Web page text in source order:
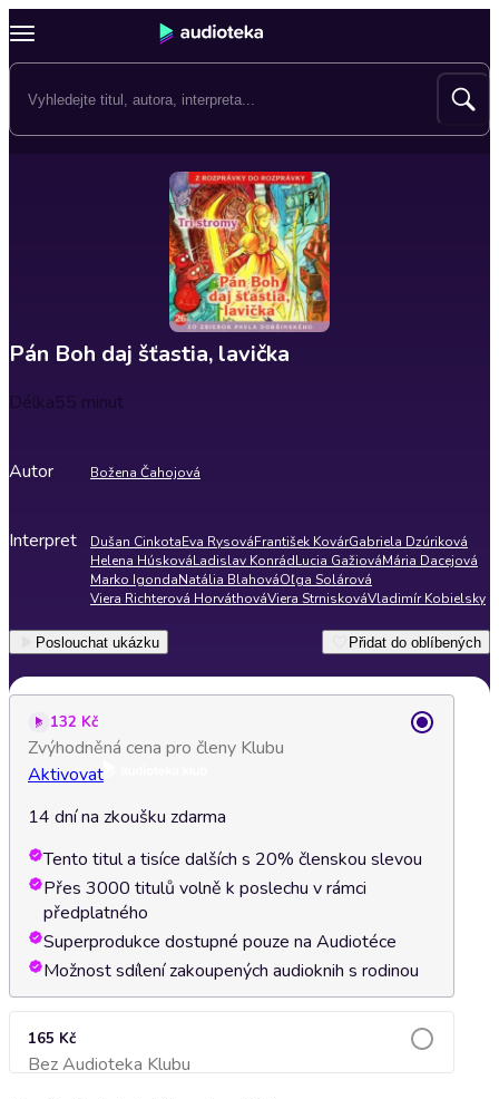
Pán Boh daj šťastia, lavička
Délka55 minut
Autor Božena Čahojová
Interpret Dušan CinkotaEva RysováFrantišek KovárGabriela Dzúriková
Helena HúskováLadislav KonrádLucia GažiováMária Dacejová
Marko IgondaNatália BlahováOľga Solárová
Viera Richterová HorváthováViera StrniskováVladimír Kobielsky
Poslouchat ukázku Přidat do oblíbených
132 Kč
Zvýhodněná cena pro členy Klubu
Aktivovat
14 dní na zkoušku zdarma
Tento titul a tisíce dalších s 20% členskou slevou
Přes 3000 titulů volně k poslechu v rámci
předplatného
Superprodukce dostupné pouze na Audiotéce
Možnost sdílení zakoupených audioknih s rodinou
165 Kč
Bez Audioteka KlubuPřidat do košíku